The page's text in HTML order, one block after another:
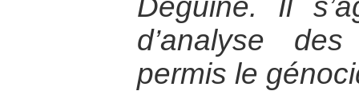
Deguine. Il
d’analyse
permis le